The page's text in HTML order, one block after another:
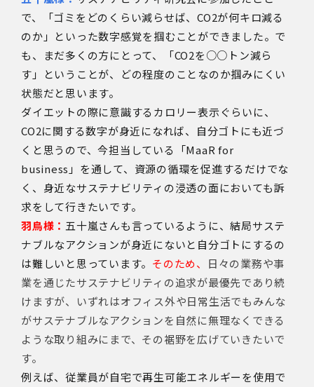
で、「ゴミをどのくらい減らせば、CO2が何キロ減る
のか」といった数字感覚を掴むことができました。で
も、まだ多くの方にとって、「CO2を○○トン減ら
す」ということが、どの程度のことなのか掴みにくい
状態だと思います。
ダイエットの際に意識するカロリー表示ぐらいに、
CO2に関する数字が身近になれば、自分ゴトにも近づ
くと思うので、今担当している「MaaR for
business」を通して、資源の循環を促進するだけでな
く、身近なサステナビリティの浸透の面においても訴
求をして行きたいです。
羽鳥様： 五十嵐さんも言っているように、結局サステ
ナブルなアクションが身近にないと自分ゴトにするの
は難しいと思っています。 そのため、
日々の業務や事
業を通じたサステナビリティの追求が最優先であり続
けますが、いずれはオフィス外や日常生活でもみんな
がサステナブルなアクションを自然に無理なくできる
ような取り組みにまで、その裾野を広げていきたいで
す。
例えば、従業員が自宅で再生可能エネルギーを使用で